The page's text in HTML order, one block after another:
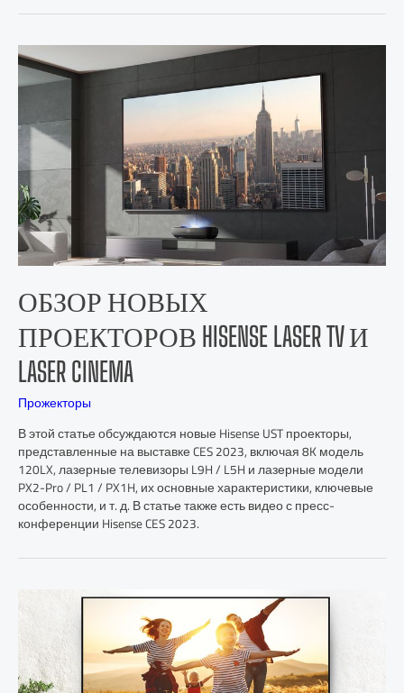
ОБЗОР НОВЫХ
ПРОЕКТОРОВ HISENSE LASER TV И
LASER CINEMA
Прожекторы
В этой статье обсуждаются новые Hisense UST проекторы,
представленные на выставке CES 2023, включая 8K модель
120LX, лазерные телевизоры L9H / L5H и лазерные модели
PX2-Pro / PL1 / PX1H, их основные характеристики, ключевые
особенности, и т. д. В статье также есть видео с пресс-
конференции Hisense CES 2023.